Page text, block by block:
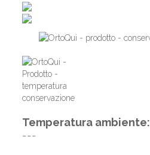
Temperatura ambiente:
---